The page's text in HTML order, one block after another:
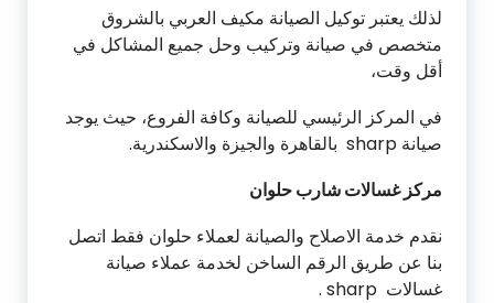
لذلك يعتبر توكيل الصيانة مكيف العربي بالشروق
متخصص في صيانة وتركيب وحل جميع المشاكل في
أقل وقت،
في المركز الرئيسي للصيانة وكافة الفروع، حيث يوجد
صيانة sharp بالقاهرة والجيزة والاسكندرية.
مركز غسالات شارب حلوان
نقدم خدمة الاصلاح والصيانة لعملاء حلوان فقط اتصل
بنا عن طريق الرقم الساخن لخدمة عملاء صيانة
غسالات sharp .